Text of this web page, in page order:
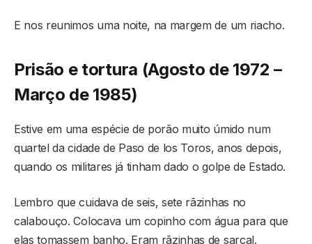
E nos reunimos uma noite, na margem de um riacho.
Prisão e tortura (Agosto de 1972 –
Março de 1985)
Estive em uma espécie de porão muito úmido num
quartel da cidade de Paso de los Toros, anos depois,
quando os militares já tinham dado o golpe de Estado.
Lembro que cuidava de seis, sete rãzinhas no
calabouço. Colocava um copinho com água para que
elas tomassem banho. Eram rãzinhas de sarçal.